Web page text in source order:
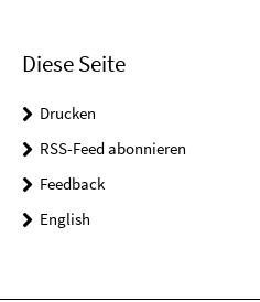
Diese Seite
Drucken
RSS-Feed abonnieren
Feedback
English